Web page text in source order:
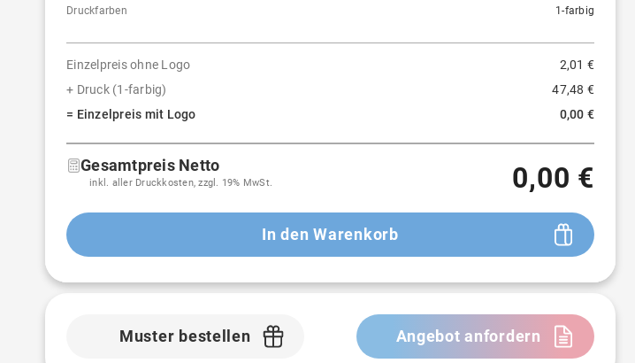
Druckfarben
1-farbig
Einzelpreis ohne Logo
2,01 €
+ Druck (1-farbig)
47,48 €
= Einzelpreis mit Logo
0,00 €
Gesamtpreis Netto
inkl. aller Druckkosten, zzgl. 19% MwSt. 0,00 €
In den Warenkorb
Muster bestellen Angebot anfordern